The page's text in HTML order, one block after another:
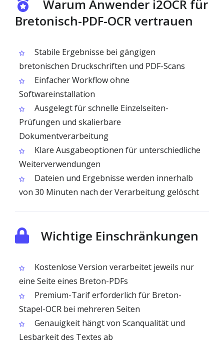
Warum Anwender i2OCR für
Bretonisch-PDF-OCR vertrauen
Stabile Ergebnisse bei gängigen
bretonischen Druckschriften und PDF-Scans
Einfacher Workflow ohne
Softwareinstallation
Ausgelegt für schnelle Einzelseiten-
Prüfungen und skalierbare
Dokumentverarbeitung
Klare Ausgabeoptionen für unterschiedliche
Weiterverwendungen
Dateien und Ergebnisse werden innerhalb
von 30 Minuten nach der Verarbeitung gelöscht
Wichtige Einschränkungen
Kostenlose Version verarbeitet jeweils nur
eine Seite eines Breton-PDFs
Premium-Tarif erforderlich für Breton-
Stapel-OCR bei mehreren Seiten
Genauigkeit hängt von Scanqualität und
Lesbarkeit des Textes ab